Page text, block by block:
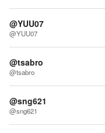
@YUU07
@YUU07
@tsabro
@tsabro
@sng621
@sng621